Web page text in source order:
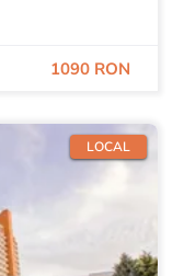
1090 RON
LOCAL